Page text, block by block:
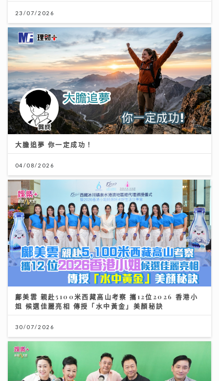
23/07/2026
大膽追夢 你一定成功！
04/08/2026
鄺美雲 親赴5100米西藏高山考察 攜12位2026 香港小
姐 候選佳麗亮相 傳授「水中黃金」美顏秘訣
30/07/2026